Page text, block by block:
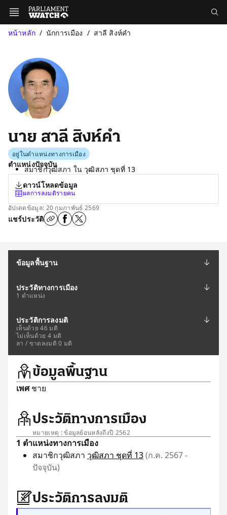
หน้าหลัก นักการเมือง สาลี สิงห์คำ
นาย สาลี สิงห์คำ
อยู่ในตำแหน่งทางการเมือง
ตำแหน่งปัจจุบัน
สมาชิกวุฒิสภา ในวุฒิสภา ชุดที่ 13
ดาวน์โหลดข้อมูล
ผลการลงมติรายคน
อัปเดตข้อมูล: 20 กุมภาพันธ์ 2569
แชร์ประวัติ
ข้อมูลพื้นฐาน
ประวัติทางการเมือง
1 ตำแหน่ง
ประวัติการลงมติ
เห็นด้วย 46 มติ
ไม่เห็นด้วย 4 มติ
ลา / ขาดลงมติ 0 มติ
ข้อมูลพื้นฐาน
เพศชาย
ประวัติทางการเมือง
หมายเหตุ : ข้อมูลย้อนหลังถึงปี 2562
1 ตำแหน่งทางการเมือง
สมาชิกวุฒิสภา วุฒิสภา ชุดที่ 13(ก.ค. 2567 -
ปัจจุบัน)
ประวัติการลงมติ